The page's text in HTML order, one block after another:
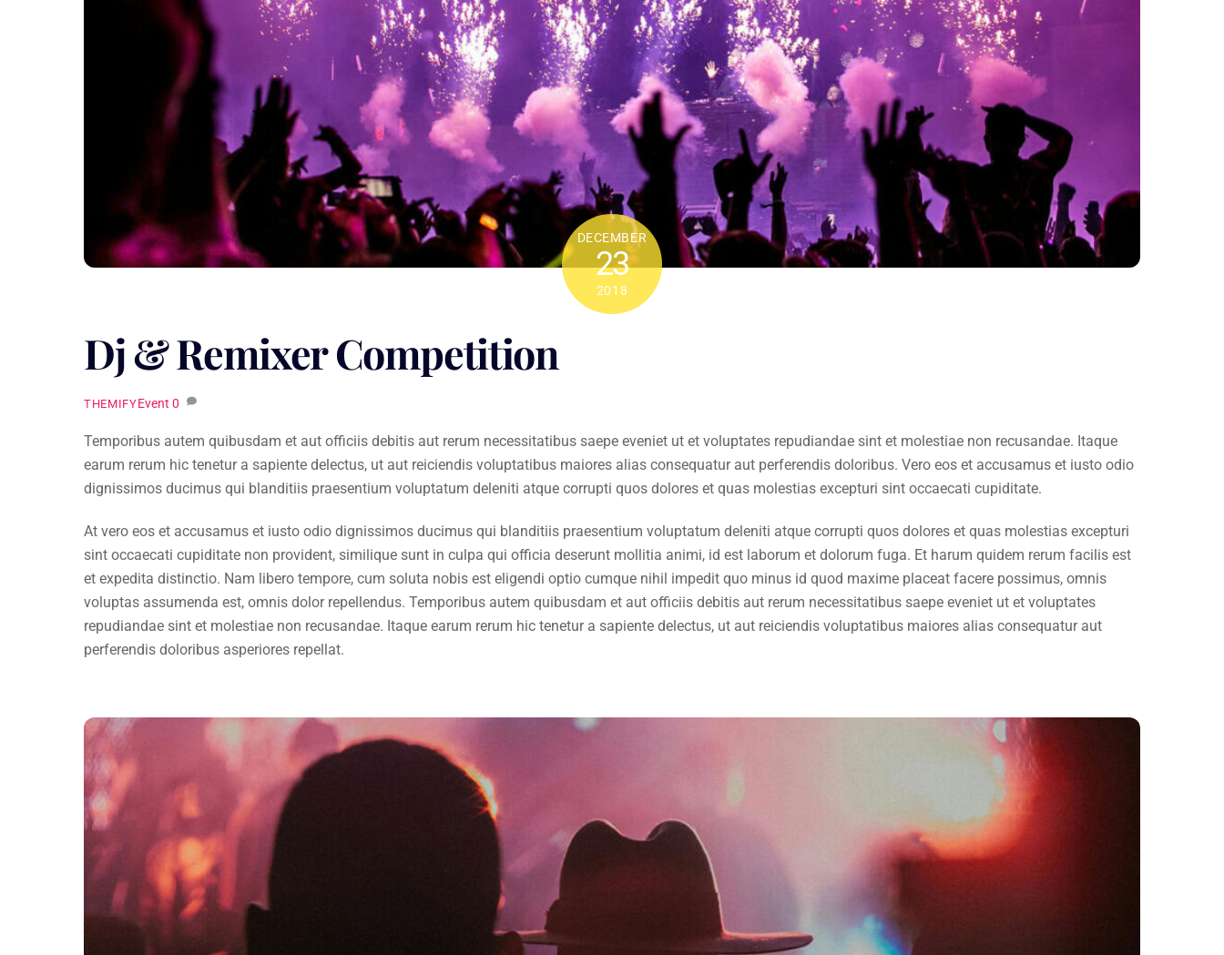
DECEMBER
23
2018
Dj & Remixer Competition
THEMIFYEvent 0
Temporibus autem quibusdam et aut officiis debitis aut rerum necessitatibus saepe eveniet ut et voluptates repudiandae sint et molestiae non recusandae. Itaque
earum rerum hic tenetur a sapiente delectus, ut aut reiciendis voluptatibus maiores alias consequatur aut perferendis doloribus. Vero eos et accusamus et iusto odio
dignissimos ducimus qui blanditiis praesentium voluptatum deleniti atque corrupti quos dolores et quas molestias excepturi sint occaecati cupiditate.
At vero eos et accusamus et iusto odio dignissimos ducimus qui blanditiis praesentium voluptatum deleniti atque corrupti quos dolores et quas molestias excepturi
sint occaecati cupiditate non provident, similique sunt in culpa qui officia deserunt mollitia animi, id est laborum et dolorum fuga. Et harum quidem rerum facilis est
et expedita distinctio. Nam libero tempore, cum soluta nobis est eligendi optio cumque nihil impedit quo minus id quod maxime placeat facere possimus, omnis
voluptas assumenda est, omnis dolor repellendus. Temporibus autem quibusdam et aut officiis debitis aut rerum necessitatibus saepe eveniet ut et voluptates
repudiandae sint et molestiae non recusandae. Itaque earum rerum hic tenetur a sapiente delectus, ut aut reiciendis voluptatibus maiores alias consequatur aut
perferendis doloribus asperiores repellat.